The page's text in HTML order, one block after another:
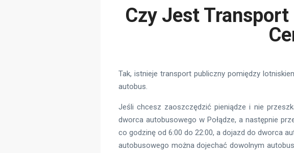
Czy Jest Transport
Tak, istnieje transport publiczny pomiędzy
autobus.
Jeśli chcesz zaoszczędzić pieniądze i nie
dworca autobusowego w Połądze, a następnie
co godzinę od 6:00 do 22:00, a dojazd do dworca
autobusowego można dojechać dowolnym